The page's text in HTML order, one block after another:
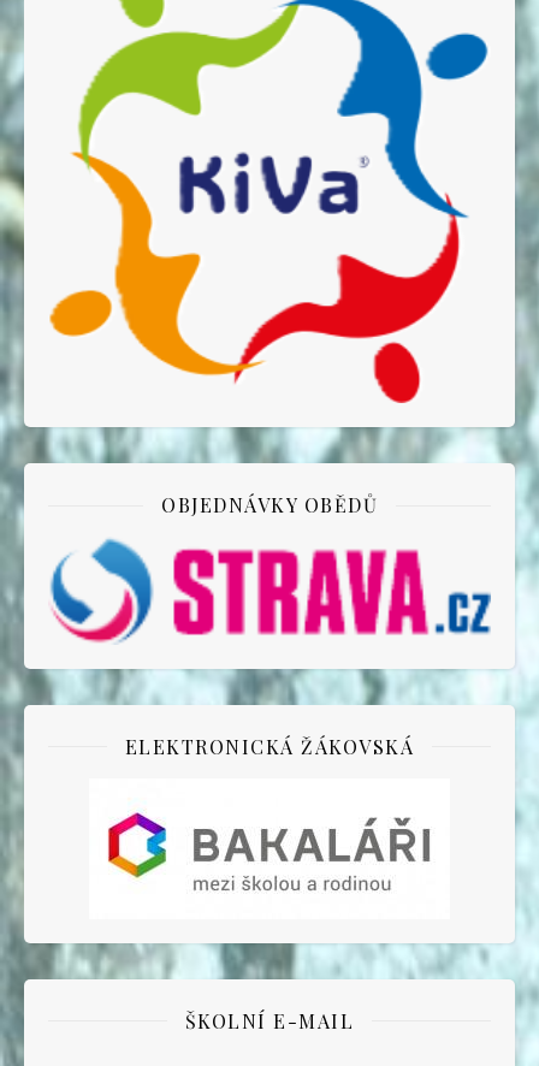
OBJEDNÁVKY OBĚDŮ
ELEKTRONICKÁ ŽÁKOVSKÁ
ŠKOLNÍ E-MAIL